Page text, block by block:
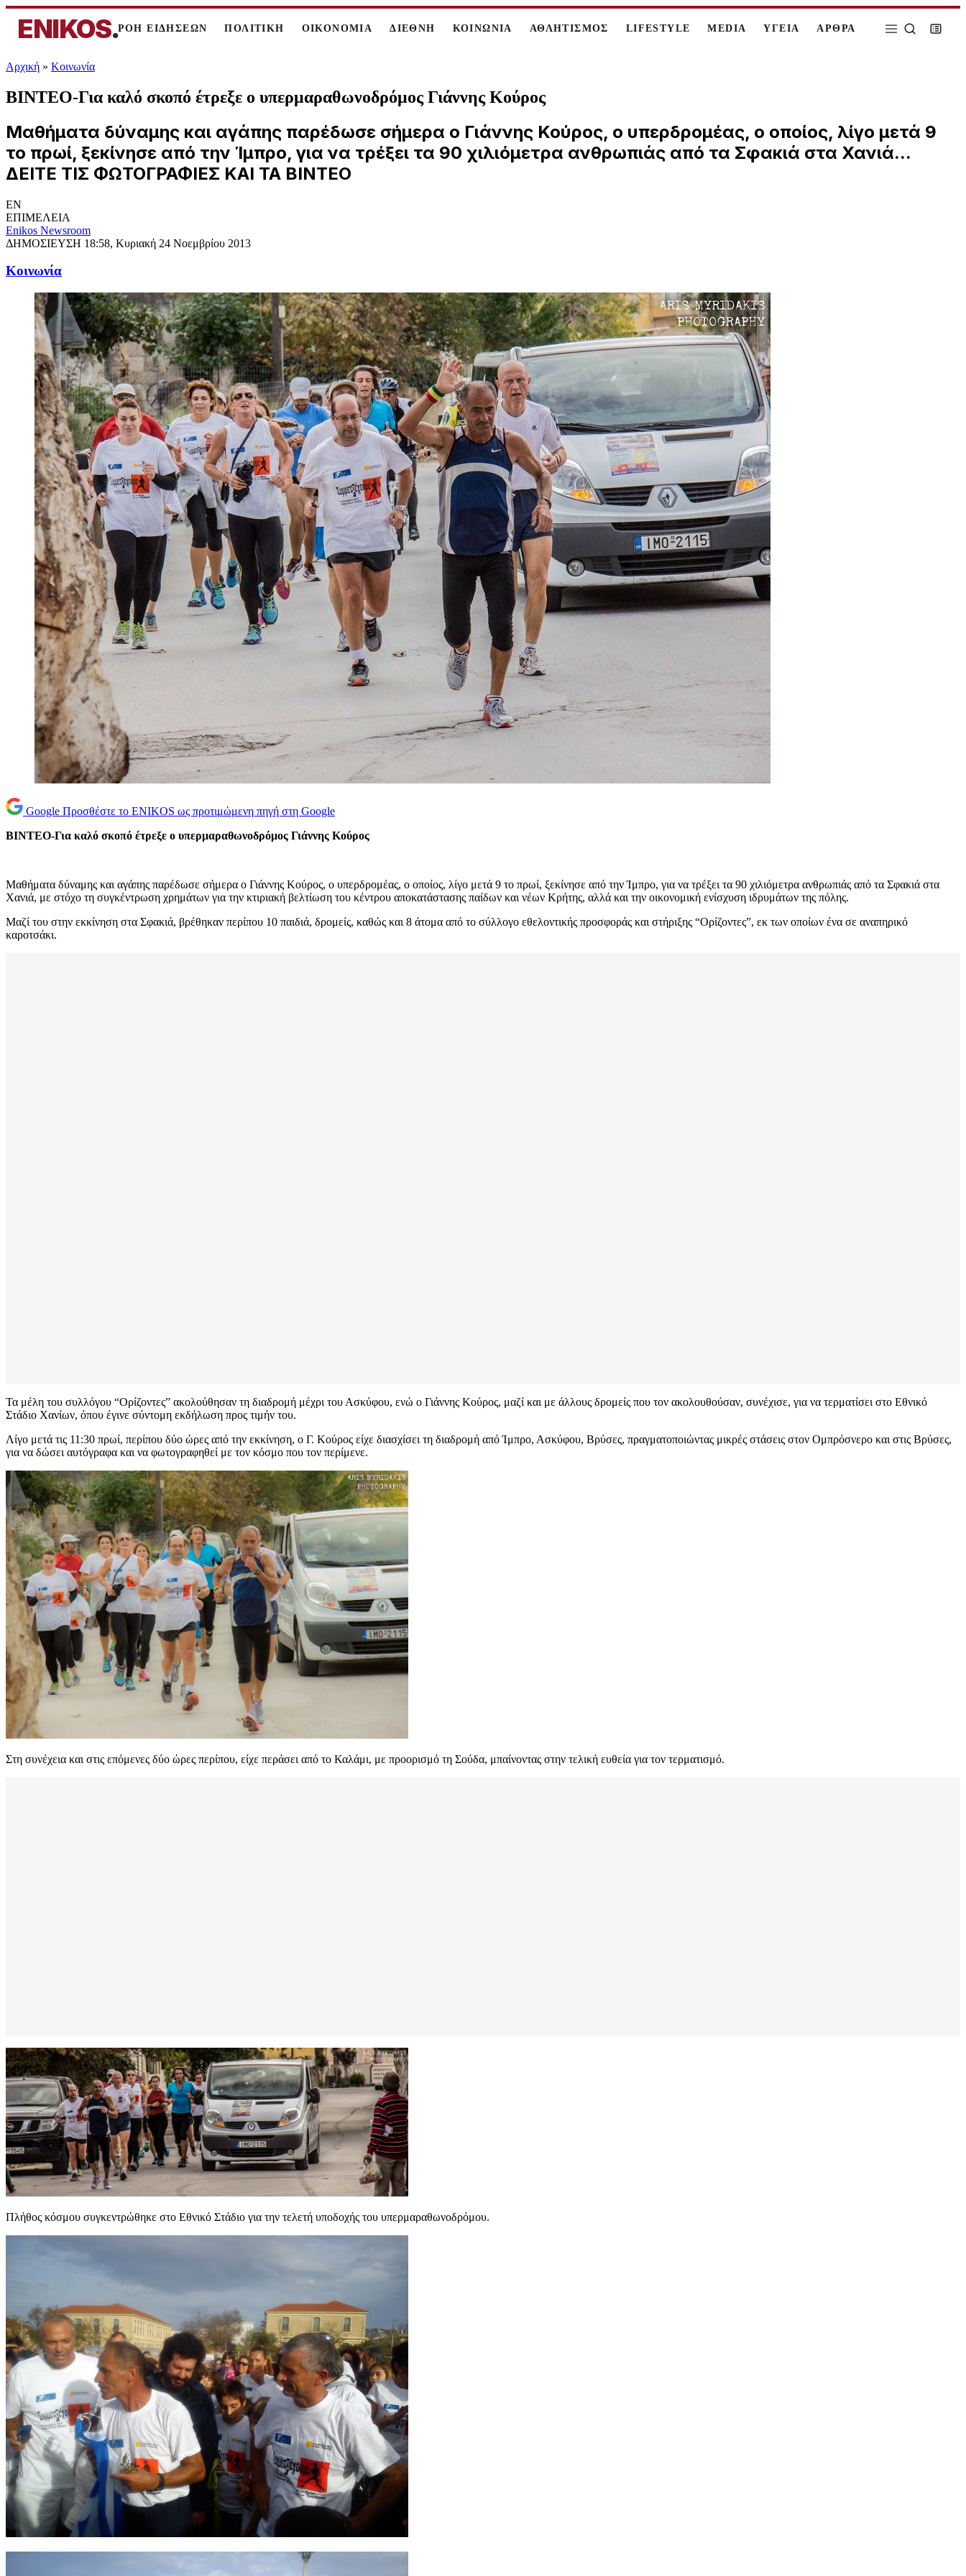
ENIKOS.ΡΟΗ ΕΙΔΗΣΕΩΝ ΠΟΛΙΤΙΚΗ ΟΙΚΟΝΟΜΙΑ ΔΙΕΘΝΗ ΚΟΙΝΩΝΙΑ ΑΘΛΗΤΙΣΜΟΣ LIFESTYLE MEDIA ΥΓΕΙΑ ΑΡΘΡΑ
Αρχική » Κοινωνία
ΒΙΝΤΕΟ-Για καλό σκοπό έτρεξε ο υπερμαραθωνοδρόμος Γιάννης Κούρος
Μαθήματα δύναμης και αγάπης παρέδωσε σήμερα ο Γιάννης Κούρος, ο υπερδρομέας, ο οποίος, λίγο μετά 9
το πρωί, ξεκίνησε από την Ίμπρο, για να τρέξει τα 90 χιλιόμετρα ανθρωπιάς από τα Σφακιά στα Χανιά...
ΔΕΙΤΕ ΤΙΣ ΦΩΤΟΓΡΑΦΙΕΣ ΚΑΙ ΤΑ ΒΙΝΤΕΟ
EN
ΕΠΙΜΕΛΕΙΑ
Enikos Newsroom
ΔΗΜΟΣΙΕΥΣΗ 18:58, Κυριακή 24 Νοεμβρίου 2013
Κοινωνία
Google Προσθέστε το ENIKOS ως προτιμώμενη πηγή στη Google
ΒΙΝΤΕΟ-Για καλό σκοπό έτρεξε ο υπερμαραθωνοδρόμος Γιάννης Κούρος
Μαθήματα δύναμης και αγάπης παρέδωσε σήμερα ο Γιάννης Κούρος, ο υπερδρομέας, ο οποίος, λίγο μετά 9 το πρωί, ξεκίνησε από την Ίμπρο, για να τρέξει τα 90 χιλιόμετρα ανθρωπιάς από τα Σφακιά στα
Χανιά, με στόχο τη συγκέντρωση χρημάτων για την κτιριακή βελτίωση του κέντρου αποκατάστασης παίδων και νέων Κρήτης, αλλά και την οικονομική ενίσχυση ιδρυμάτων της πόλης.
Μαζί του στην εκκίνηση στα Σφακιά, βρέθηκαν περίπου 10 παιδιά, δρομείς, καθώς και 8 άτομα από το σύλλογο εθελοντικής προσφοράς και στήριξης “Ορίζοντες”, εκ των οποίων ένα σε αναπηρικό
καροτσάκι.
Τα μέλη του συλλόγου “Ορίζοντες” ακολούθησαν τη διαδρομή μέχρι του Ασκύφου, ενώ ο Γιάννης Κούρος, μαζί και με άλλους δρομείς που τον ακολουθούσαν, συνέχισε, για να τερματίσει στο Εθνικό
Στάδιο Χανίων, όπου έγινε σύντομη εκδήλωση προς τιμήν του.
Λίγο μετά τις 11:30 πρωί, περίπου δύο ώρες από την εκκίνηση, ο Γ. Κούρος είχε διασχίσει τη διαδρομή από Ίμπρο, Ασκύφου, Βρύσες, πραγματοποιώντας μικρές στάσεις στον Ομπρόσνερο και στις Βρύσες,
για να δώσει αυτόγραφα και να φωτογραφηθεί με τον κόσμο που τον περίμενε.
Στη συνέχεια και στις επόμενες δύο ώρες περίπου, είχε περάσει από το Καλάμι, με προορισμό τη Σούδα, μπαίνοντας στην τελική ευθεία για τον τερματισμό.
Πλήθος κόσμου συγκεντρώθηκε στο Εθνικό Στάδιο για την τελετή υποδοχής του υπερμαραθωνοδρόμου.